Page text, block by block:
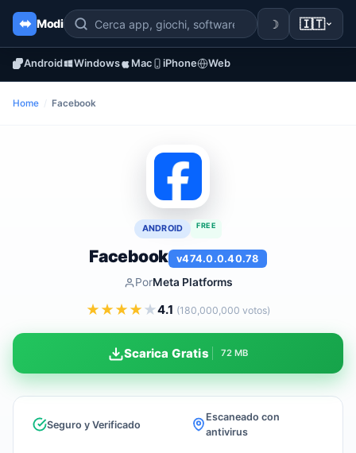
Modi ☽ 🇮🇹
Android Windows Mac iPhone Web
Home / Facebook
ANDROID FREE
Facebook v474.0.0.40.78
PorMeta Platforms
★★★★★4.1 (180,000,000 votos)
Scarica Gratis 72 MB
Seguro y Verificado
Escaneado con
antivirus